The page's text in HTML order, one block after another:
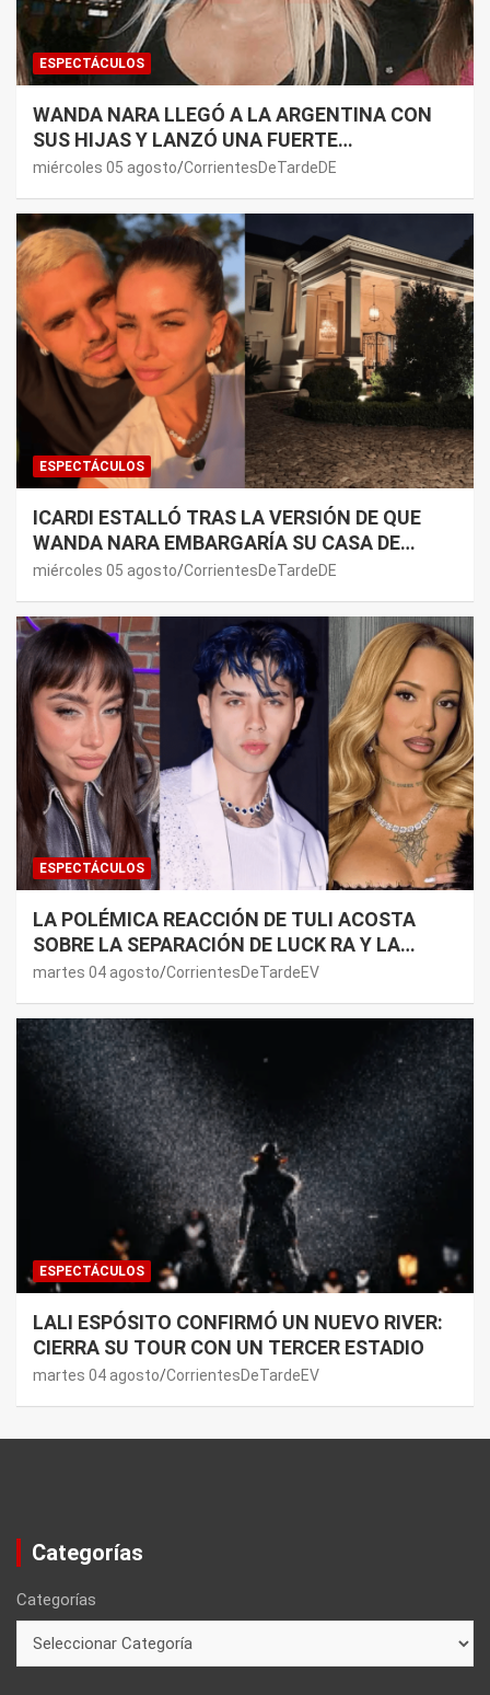
ESPECTÁCULOS
WANDA NARA LLEGÓ A LA ARGENTINA CON
SUS HIJAS Y LANZÓ UNA FUERTE
PREMONICIÓN SOBRE MAURO ICARDI
miércoles 05 agosto CorrientesDeTardeDE
ESPECTÁCULOS
ICARDI ESTALLÓ TRAS LA VERSIÓN DE QUE
WANDA NARA EMBARGARÍA SU CASA DE
NORDELTA: “NECESITAN RASCAR DE ALGÚN
miércoles 05 agosto CorrientesDeTardeDE
ESPECTÁCULOS
LA POLÉMICA REACCIÓN DE TULI ACOSTA
SOBRE LA SEPARACIÓN DE LUCK RA Y LA
JOAQUI: “¿MI VERDAD?”
martes 04 agosto CorrientesDeTardeEV
ESPECTÁCULOS
LALI ESPÓSITO CONFIRMÓ UN NUEVO RIVER:
CIERRA SU TOUR CON UN TERCER ESTADIO
martes 04 agosto CorrientesDeTardeEV
Categorías
Categorías